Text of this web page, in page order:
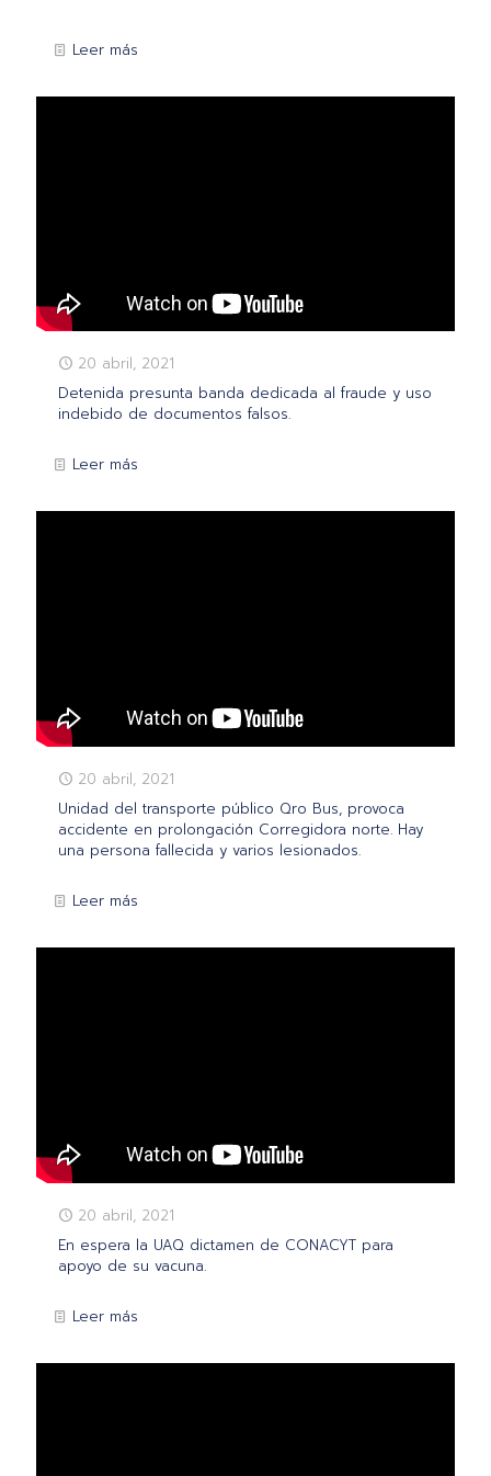
Leer más
20 abril, 2021
Detenida presunta banda dedicada al fraude y uso
indebido de documentos falsos.
Leer más
20 abril, 2021
Unidad del transporte público Qro Bus, provoca
accidente en prolongación Corregidora norte. Hay
una persona fallecida y varios lesionados.
Leer más
20 abril, 2021
En espera la UAQ dictamen de CONACYT para
apoyo de su vacuna.
Leer más